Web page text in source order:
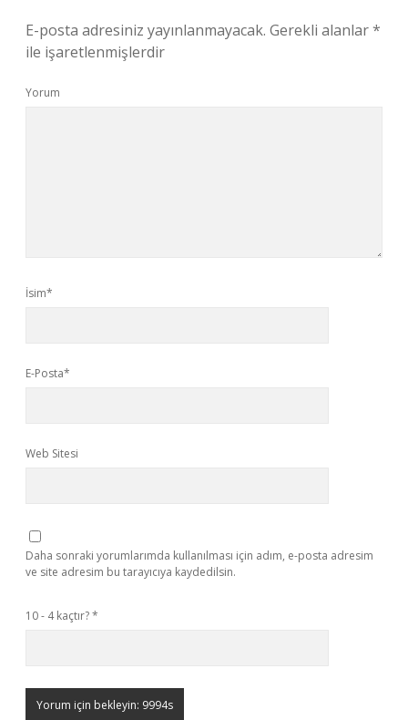
E-posta adresiniz yayınlanmayacak. Gerekli alanlar*
ile işaretlenmişlerdir
Yorum
İsim*
E-Posta*
Web Sitesi
Daha sonraki yorumlarımda kullanılması için adım, e-posta adresim
ve site adresim bu tarayıcıya kaydedilsin.
10 - 4 kaçtır?*